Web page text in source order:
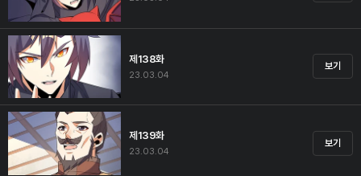
제138화
23.03.04
보기
제139화
23.03.04
보기